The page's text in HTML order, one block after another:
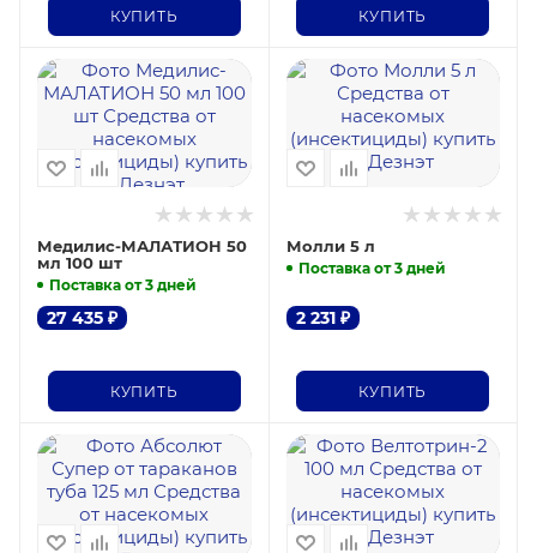
КУПИТЬ КУПИТЬ
Медилис-МАЛАТИОН 50
мл 100 шт
Поставка от 3 дней
27 435 ₽
КУПИТЬ
Молли 5 л
Поставка от 3 дней
2 231₽
КУПИТЬ